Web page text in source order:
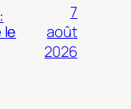
le
7
août
2026